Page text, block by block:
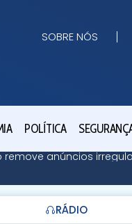
SOBRE NÓS
POLÍTICA
remove anúncios
RÁDIO